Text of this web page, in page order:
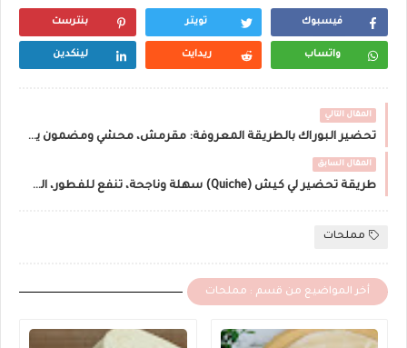
فيسبوك تويتر بنترست
واتساب ريدايت لينكدين
المقال التالي
تحضير البوراك بالطريقة المعروفة: مقرمش، محشي ومضمون ينجح 👌
المقال السابق
طريقة تحضير لي كيش (Quiche) سهلة وناجحة، تنفع للفطور، العشاء أو حتى للمناسبات 👌
مملحات
أخر المواضيع من قسم : مملحات